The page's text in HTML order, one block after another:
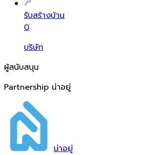
รับสร้างบ้าน
0
บริษัท
ผู้สนับสนุน
Partnership น่าอยู่
น่าอยู่